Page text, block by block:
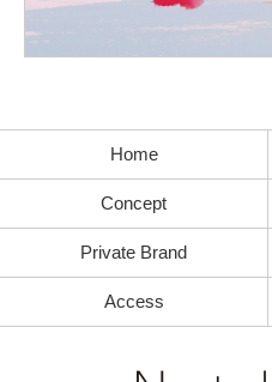
Home
Concept
Private Brand
Access